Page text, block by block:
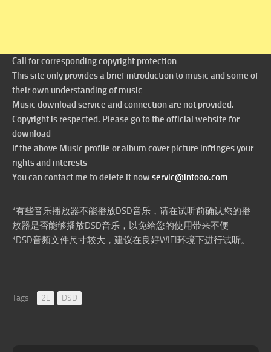
Call for corresponding copyright protection
This site only provides a brief introduction to music and some of
their own understanding of music
Music download service and connection are not provided.
Copyright is respected. Please go to the official website for
download
If the above Music profile or album cover picture infringes your
rights and interests
You can contact me to delete it now servic@intooo.com
*有些音乐播放器不能播放DSD音乐，请在试听前确认您的播
放器是否能够播放DSD音乐，以免给您的使用带来不便
*DSD音频文件尺寸较大，建议在良好WIFI环境下进行试听。
Tags: 2L DSD